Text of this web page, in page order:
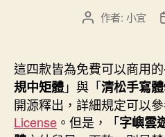
文
者
作者: 小宜
這四款皆為免費可以商用的
規中矩體」與「清松手寫體
開源釋出，詳細規定可以
License 。但是，「字嶼雲